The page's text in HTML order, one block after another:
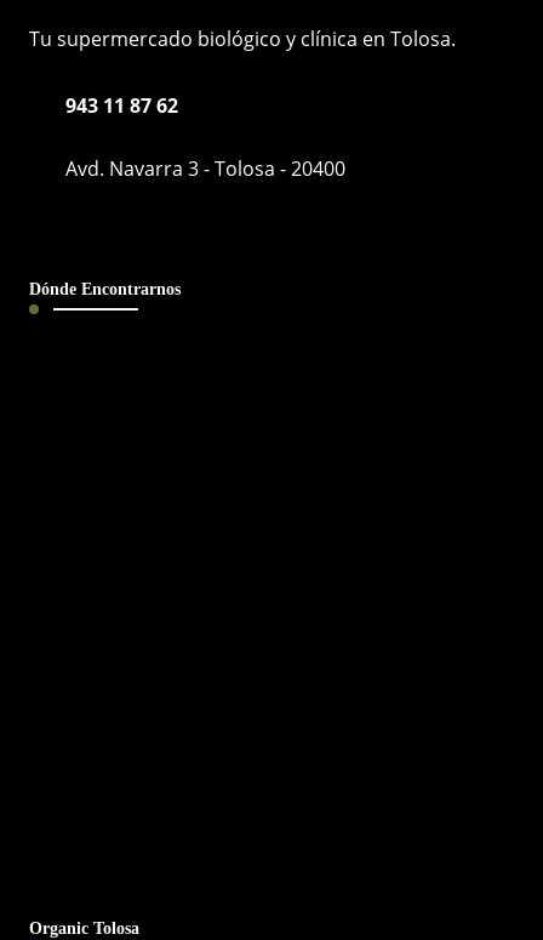
Tu supermercado biológico y clínica en Tolosa.
943 11 87 62
Avd. Navarra 3 - Tolosa - 20400
Dónde Encontrarnos
Organic Tolosa